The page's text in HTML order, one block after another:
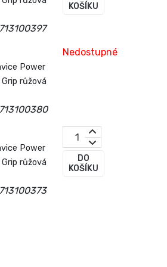
KOŠÍKU
Power
růžová
Nedostupné
Power
růžová
DO
KOŠÍKU